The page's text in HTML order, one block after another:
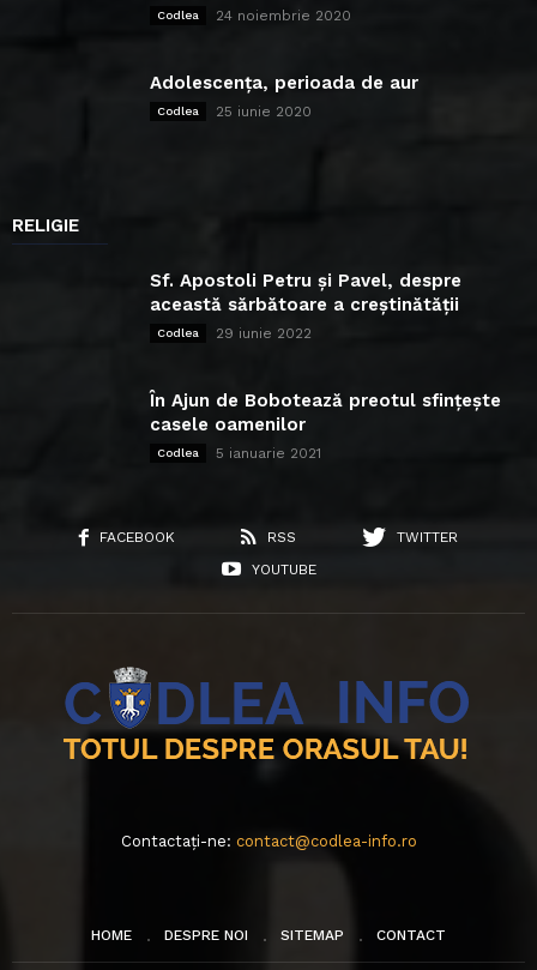
Codlea 24 noiembrie 2020
Adolescența, perioada de aur
Codlea 25 iunie 2020
RELIGIE
Sf. Apostoli Petru și Pavel, despre
această sărbătoare a creștinătății
Codlea 29 iunie 2022
În Ajun de Bobotează preotul sfințește
casele oamenilor
Codlea 5 ianuarie 2021
FACEBOOK RSS
TWITTER
YOUTUBE
Contactați-ne: contact@codlea-info.ro
HOME DESPRE NOI SITEMAP CONTACT